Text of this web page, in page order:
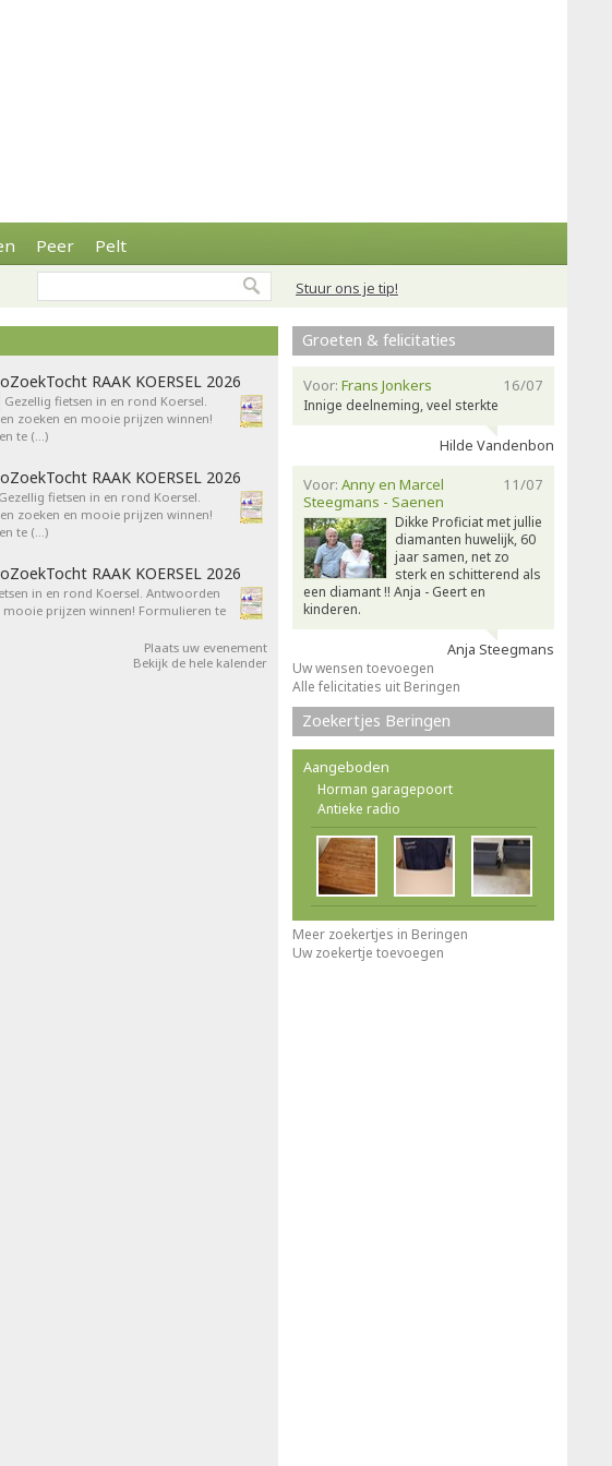
Peer Pelt
Stuur ons je tip!
RAAK KOERSEL 2026
Gezellig fietsen in en rond Koersel.
zoeken en mooie prijzen winnen!
te (…)
RAAK KOERSEL 2026
Gezellig fietsen in en rond Koersel.
zoeken en mooie prijzen winnen!
te (…)
RAAK KOERSEL 2026
in en rond Koersel. Antwoorden
mooie prijzen winnen! Formulieren te
Plaats uw evenement
Bekijk de hele kalender
Groeten & felicitaties
16/07
Voor: Frans Jonkers
Innige deelneming, veel sterkte
Hilde Vandenbon
11/07
Voor: Anny en Marcel
Steegmans - Saenen
Dikke Proficiat met jullie
diamanten huwelijk, 60
jaar samen, net zo
sterk en schitterend als
een diamant !! Anja - Geert en
kinderen.
Anja Steegmans
Uw wensen toevoegen
Alle felicitaties uit Beringen
Zoekertjes Beringen
Aangeboden
Horman garagepoort
Antieke radio
Meer zoekertjes in Beringen
Uw zoekertje toevoegen